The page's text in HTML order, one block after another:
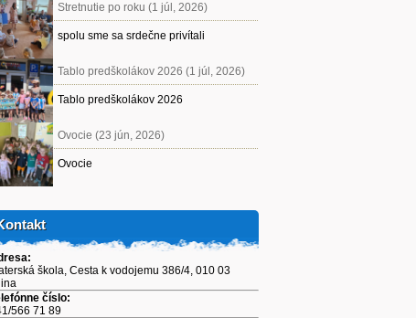
Stretnutie po roku (1 júl, 2026)
spolu sme sa srdečne privítali
Tablo predškolákov 2026 (1 júl, 2026)
Tablo predškolákov 2026
Ovocie (23 jún, 2026)
Ovocie
škola, Cesta k vodojemu 386/4, 010 03
číslo:
566 71 89